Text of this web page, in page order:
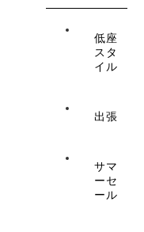
低座
スタ
イル
出張
サマ
ーセ
ール